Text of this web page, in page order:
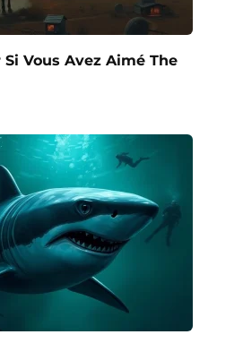
Si Vous Avez Aimé The